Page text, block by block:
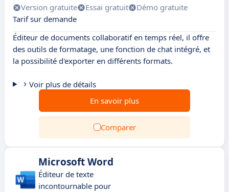
Version gratuite Essai gratuit
Démo gratuite
Tarif sur demande
Éditeur de documents collaboratif en temps réel, il offre
des outils de formatage, une fonction de chat intégré, et
la possibilité d'exporter en différents formats.
Voir plus de détails
En savoir plus
Comparer
Microsoft Word
Éditeur de texte
incontournable pour